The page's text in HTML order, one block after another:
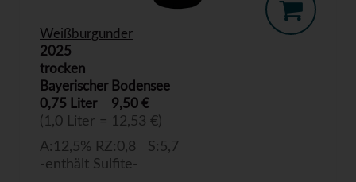
Weißburgunder
2025
trocken
Bayerischer Bodensee
0,75 Liter
9,50 €
(1,0 Liter = 12,53 €)
A:12,5% RZ:0,8 S:5,7
-enthält Sulfite-